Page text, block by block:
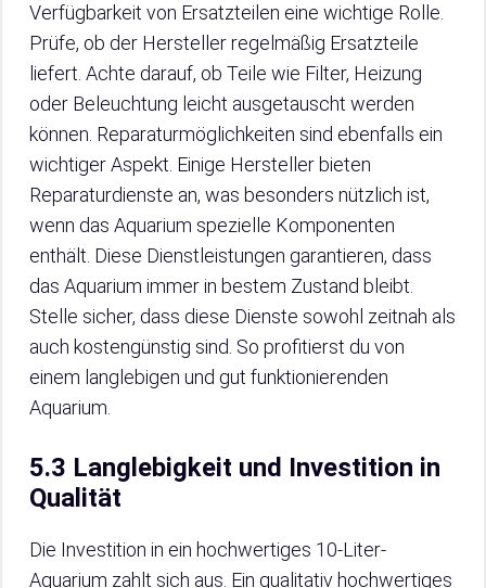
Verfügbarkeit von Ersatzteilen eine wichtige Rolle.
Prüfe, ob der Hersteller regelmäßig Ersatzteile
liefert. Achte darauf, ob Teile wie Filter, Heizung
oder Beleuchtung leicht ausgetauscht werden
können. Reparaturmöglichkeiten sind ebenfalls ein
wichtiger Aspekt. Einige Hersteller bieten
Reparaturdienste an, was besonders nützlich ist,
wenn das Aquarium spezielle Komponenten
enthält. Diese Dienstleistungen garantieren, dass
das Aquarium immer in bestem Zustand bleibt.
Stelle sicher, dass diese Dienste sowohl zeitnah als
auch kostengünstig sind. So profitierst du von
einem langlebigen und gut funktionierenden
Aquarium.
5.3 Langlebigkeit und Investition in
Qualität
Die Investition in ein hochwertiges 10-Liter-
Aquarium zahlt sich aus. Ein qualitativ hochwertiges